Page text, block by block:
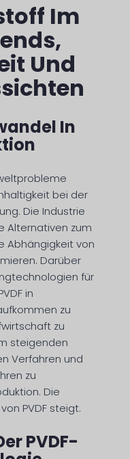
Im
Und
In
bei der
Die Industrie
Alternativen zum
Abhängigkeit von
Darüber
für
in
zu
zu
steigenden
Verfahren und
zu
Die
PVDF steigt.
PVDF-